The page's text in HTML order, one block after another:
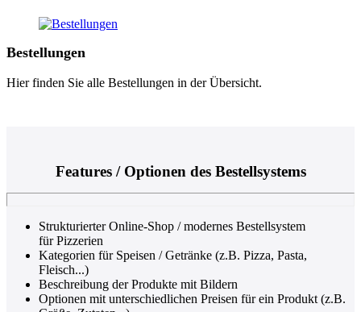
Bestellungen
Hier finden Sie alle Bestellungen in der Übersicht.
Features / Optionen des Bestellsystems
Strukturierter Online-Shop / modernes Bestellsystem
für Pizzerien
Kategorien für Speisen / Getränke (z.B. Pizza, Pasta,
Fleisch...)
Beschreibung der Produkte mit Bildern
Optionen mit unterschiedlichen Preisen für ein Produkt (z.B.